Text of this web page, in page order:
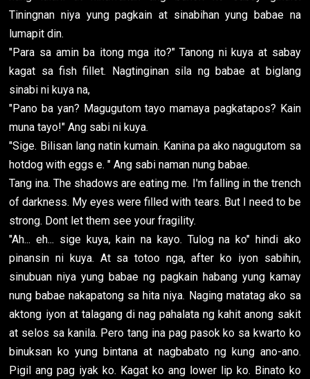
Tiningnan niya yung pagkain at sinabihan yung babae na
lumapit din.
"Para sa amin ba itong mga ito?" Tanong ni kuya at sabay
kagat sa fish fillet. Nagtinginan sila ng babae at biglang
sinabi ni kuya na,
"Pano ba yan? Magugutom tayo mamaya pagkatapos? Kain
muna tayo!" Ang sabi ni kuya.
"Sige. Bilisan lang natin kumain. Kanina pa ako nagugutom sa
hotdog with eggs e. " Ang sabi naman nung babae.
Tang ina. The shadows are eating me. I'm falling in the trench
of darkness. My eyes were filled with tears. But I need to be
strong. Dont let them see your fragility.
"Ah... eh... sige kuya, kain na kayo. Tulog na ko" hindi ako
pinansin ni kuya. At sa totoo nga, after ko iyon sabihin,
sinubuan niya yung babae ng pagkain habang yung kamay
nung babae nakapatong sa hita niya. Naging matatag ako sa
aktong iyon at talagang di nag pahalata ng kahit anong sakit
at selos sa kanila. Pero tang ina pag pasok ko sa kwarto ko
binuksan ko yung bintana at nagbabato ng kung ano-ano.
Pigil ang pag iyak ko. Kagat ko ang lower lip ko. Binato ko